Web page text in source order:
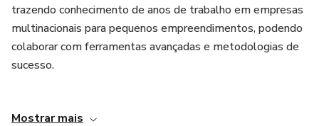
trazendo conhecimento de anos de trabalho em empresas
multinacionais para pequenos empreendimentos, podendo
colaborar com ferramentas avançadas e metodologias de
sucesso.
sustentável!!
Mostrar mais